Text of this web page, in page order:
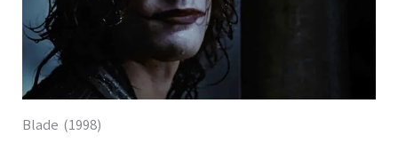
Blade (1998)